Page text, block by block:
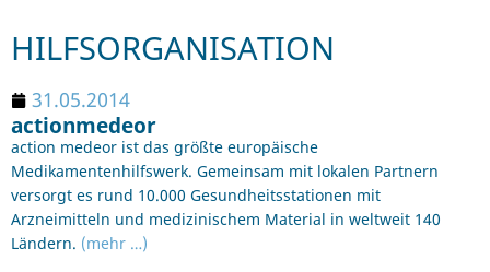
HILFSORGANISATION
31.05.2014
actionmedeor
action medeor ist das größte europäische
Medikamentenhilfswerk. Gemeinsam mit lokalen Partnern
versorgt es rund 10.000 Gesundheitsstationen mit
Arzneimitteln und medizinischem Material in weltweit 140
Ländern. (mehr …)